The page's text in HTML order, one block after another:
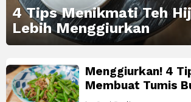
4 Tips Menikmati Teh
Lebih Menggiurkan
MORE
STORIES
Menggiurkan! 4
Membuat Tumis